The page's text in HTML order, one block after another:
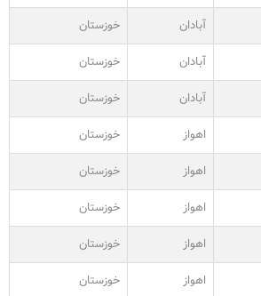
آبادان
خوزستان
آبادان
خوزستان
آبادان
خوزستان
اهواز
خوزستان
اهواز
خوزستان
اهواز
خوزستان
اهواز
خوزستان
اهواز
خوزستان